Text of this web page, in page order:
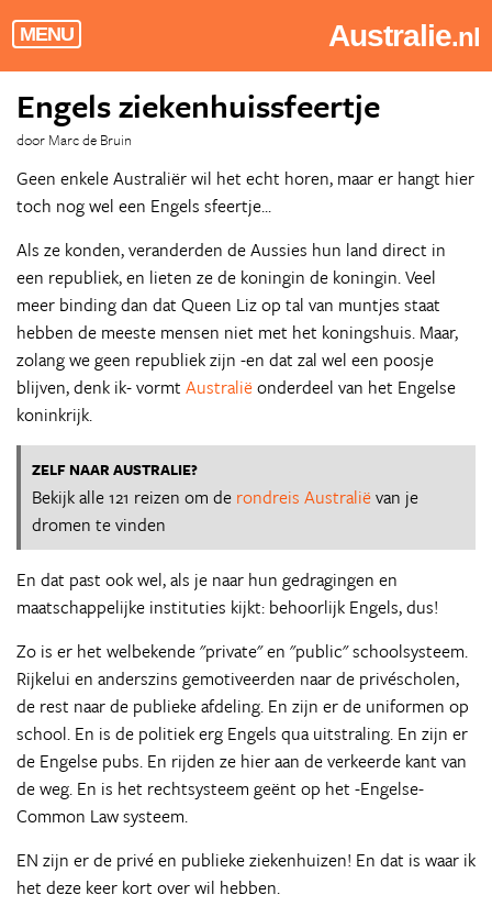
MENU Australie.nl
Engels ziekenhuissfeertje
door Marc de Bruin
Geen enkele Australiër wil het echt horen, maar er hangt hier
toch nog wel een Engels sfeertje...
Als ze konden, veranderden de Aussies hun land direct in
een republiek, en lieten ze de koningin de koningin. Veel
meer binding dan dat Queen Liz op tal van muntjes staat
hebben de meeste mensen niet met het koningshuis. Maar,
zolang we geen republiek zijn -en dat zal wel een poosje
blijven, denk ik- vormt Australiëonderdeel van het Engelse
koninkrijk.
ZELF NAAR AUSTRALIE?
Bekijk alle 121 reizen om de rondreis Australiëvan je
dromen te vinden
En dat past ook wel, als je naar hun gedragingen en
maatschappelijke instituties kijkt: behoorlijk Engels, dus!
Zo is er het welbekende "private" en "public" schoolsysteem.
Rijkelui en anderszins gemotiveerden naar de privéscholen,
de rest naar de publieke afdeling. En zijn er de uniformen op
school. En is de politiek erg Engels qua uitstraling. En zijn er
de Engelse pubs. En rijden ze hier aan de verkeerde kant van
de weg. En is het rechtsysteem geënt op het -Engelse-
Common Law systeem.
EN zijn er de privé en publieke ziekenhuizen! En dat is waar ik
het deze keer kort over wil hebben.